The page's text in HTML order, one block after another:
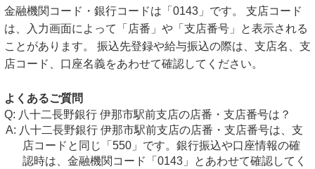
金融機関コード・銀行コードは「0143」です。 支店コード
は、入力画面によって「店番」や「支店番号」と表示される
ことがあります。 振込先登録や給与振込の際は、支店名、支
店コード、口座名義をあわせて確認してください。
よくあるご質問
八十二長野銀行 伊那市駅前支店の店番・支店番号は？
八十二長野銀行 伊那市駅前支店の店番・支店番号は、支
店コードと同じ「550」です。銀行振込や口座情報の確
認時は、金融機関コード「0143」とあわせて確認してく